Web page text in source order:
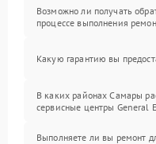
Возможно ли получать
процессе выполнения
Какую гарантию вы
В каких районах Самары
сервисные центры General
Выполняете ли вы ремонт